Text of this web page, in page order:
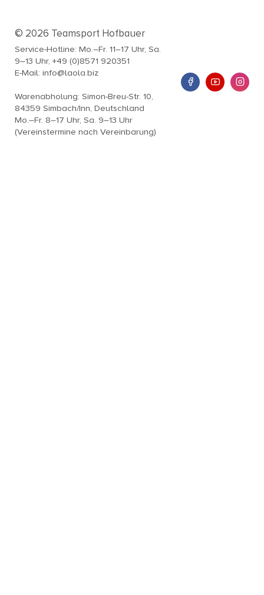
© 2026 Teamsport Hofbauer
Service-Hotline: Mo.–Fr. 11–17 Uhr, Sa.
9–13 Uhr, +49 (0)8571 920351
E-Mail: info@laola.biz
Warenabholung: Simon-Breu-Str. 10,
84359 Simbach/Inn, Deutschland
Mo.–Fr. 8–17 Uhr, Sa. 9–13 Uhr
(Vereinstermine nach Vereinbarung)